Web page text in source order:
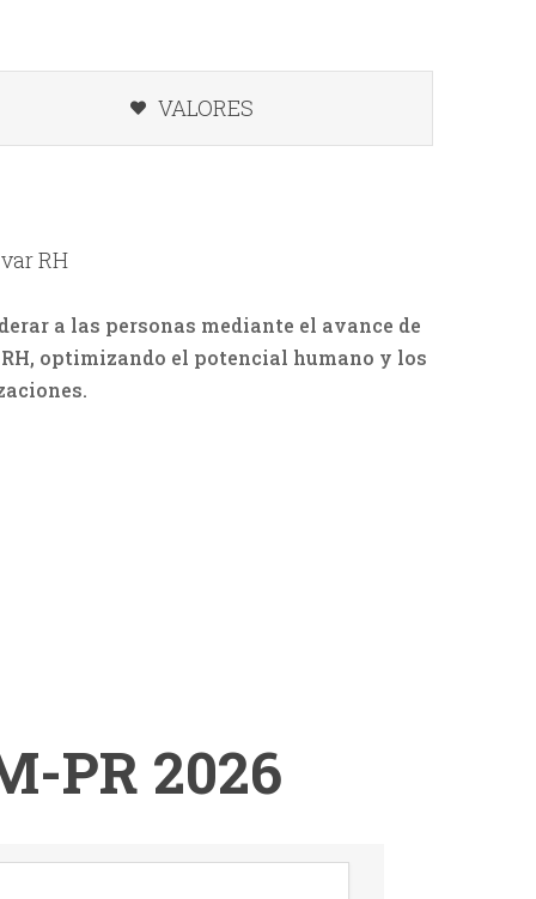
VALORES
RH
a las personas mediante el avance de
optimizando el potencial humano y los
PR 2026